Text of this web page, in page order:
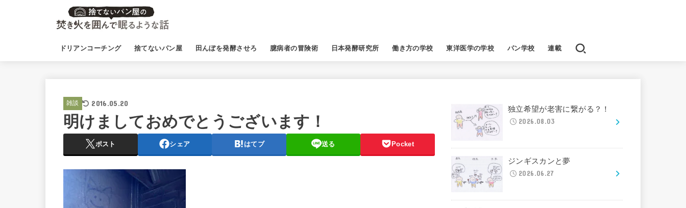
ドリアンコーチング 捨てないパン屋 田んぼを発酵させろ 臆病者の冒険術 日本発酵研究所 働き方の学校 東洋医学の学校 パン学校 連載
雑談 2016.05.20
明けましておめでとうございます！
ポスト シェア はてブ 送る Pocket
独立希望が老害に繋がる？！
2026.08.03
ジンギスカンと夢
2026.06.27